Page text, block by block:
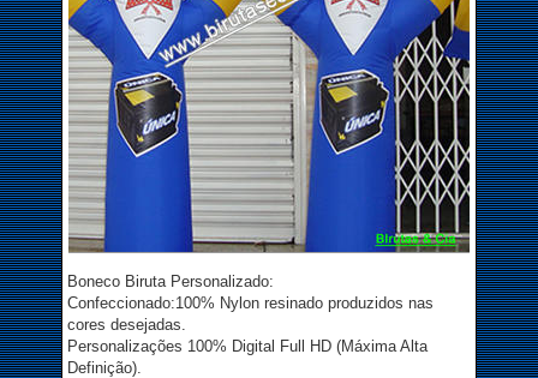
Boneco Biruta Personalizado:
Confeccionado:100% Nylon resinado produzidos nas
cores desejadas.
Personalizações 100% Digital Full HD (Máxima Alta
Definição).